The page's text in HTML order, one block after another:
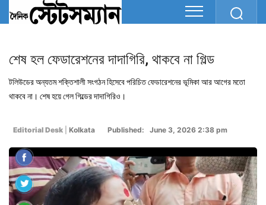
শেষ হল ফেডারেশনের দাদাগিরি, থাকবে না গিল্ড
টলিউডের অন্যতম শক্তিশালী সংগঠন হিসেবে পরিচিত ফেডারেশনের ভূমিকা আর আগের মতো
থাকবে না। শেষ হয়ে গেল গিল্ডের দাদাগিরিও।
Editorial Desk Kolkata Published: June 3, 2026 2:38 pm